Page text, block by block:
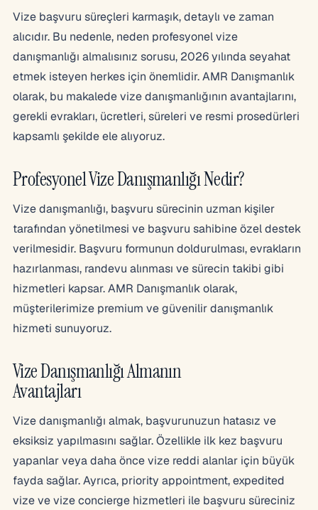
Vize başvuru süreçleri karmaşık, detaylı ve zaman
alıcıdır. Bu nedenle, neden profesyonel vize
danışmanlığı almalısınız sorusu, 2026 yılında seyahat
etmek isteyen herkes için önemlidir. AMR Danışmanlık
olarak, bu makalede vize danışmanlığının avantajlarını,
gerekli evrakları, ücretleri, süreleri ve resmi prosedürleri
kapsamlı şekilde ele alıyoruz.
Profesyonel Vize Danışmanlığı Nedir?
Vize danışmanlığı, başvuru sürecinin uzman kişiler
tarafından yönetilmesi ve başvuru sahibine özel destek
verilmesidir. Başvuru formunun doldurulması, evrakların
hazırlanması, randevu alınması ve sürecin takibi gibi
hizmetleri kapsar. AMR Danışmanlık olarak,
müşterilerimize premium ve güvenilir danışmanlık
hizmeti sunuyoruz.
Vize Danışmanlığı Almanın
Avantajları
Vize danışmanlığı almak, başvurunuzun hatasız ve
eksiksiz yapılmasını sağlar. Özellikle ilk kez başvuru
yapanlar veya daha önce vize reddi alanlar için büyük
fayda sağlar. Ayrıca, priority appointment, expedited
vize ve vize concierge hizmetleri ile başvuru süreciniz